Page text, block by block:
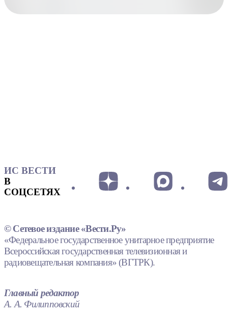
ИС ВЕСТИ
В
СОЦСЕТЯХ
© Сетевое издание «Вести.Ру»
«Федеральное государственное унитарное предприятие
Всероссийская государственная телевизионная и
радиовещательная компания» (ВГТРК).
Главный редактор
А. А. Филипповский